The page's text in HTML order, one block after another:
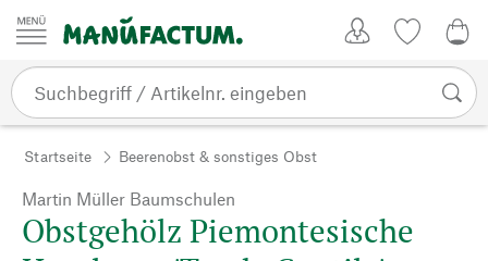
Zum Inhalt springen
Startseite Beerenobst & sonstiges Obst
Martin Müller Baumschulen
Obstgehölz Piemontesische